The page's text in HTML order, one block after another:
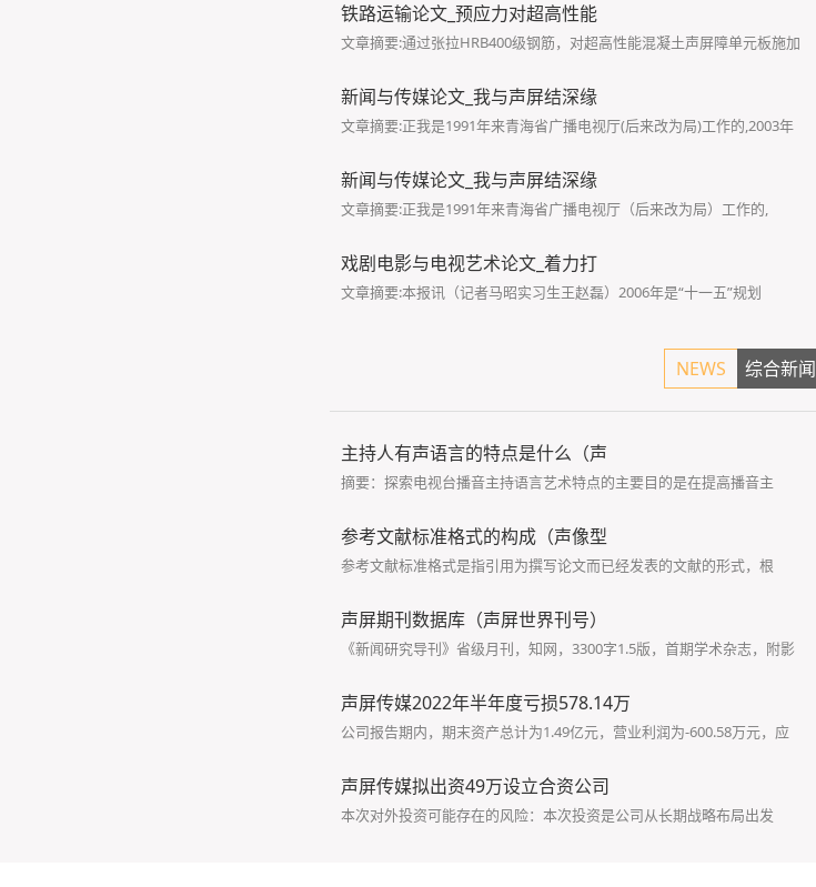
铁路运输论文_预应力对超高性能
文章摘要:通过张拉HRB400级钢筋，对超高性能混凝土声屏障单元板施加
新闻与传媒论文_我与声屏结深缘
文章摘要:正我是1991年来青海省广播电视厅(后来改为局)工作的,2003年
新闻与传媒论文_我与声屏结深缘
文章摘要:正我是1991年来青海省广播电视厅（后来改为局）工作的,
戏剧电影与电视艺术论文_着力打
文章摘要:本报讯（记者马昭实习生王赵磊）2006年是“十一五”规划
NEWS 综合新闻
主持人有声语言的特点是什么（声
摘要：探索电视台播音主持语言艺术特点的主要目的是在提高播音主
参考文献标准格式的构成（声像型
参考文献标准格式是指引用为撰写论文而已经发表的文献的形式，根
声屏期刊数据库（声屏世界刊号）
《新闻研究导刊》省级月刊，知网，3300字1.5版，首期学术杂志，附影
声屏传媒2022年半年度亏损578.14万
公司报告期内，期末资产总计为1.49亿元，营业利润为-600.58万元，应
声屏传媒拟出资49万设立合资公司
本次对外投资可能存在的风险：本次投资是公司从长期战略布局出发